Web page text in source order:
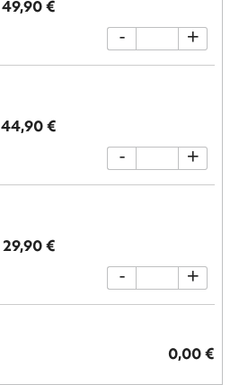
49,90 €
- +
44,90 €
- +
29,90 €
- +
0,00 €